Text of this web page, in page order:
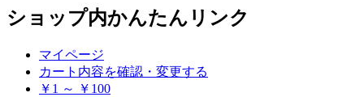
ショップ内かんたんリンク
マイページ
カート内容を確認・変更する
￥1 ～ ￥100